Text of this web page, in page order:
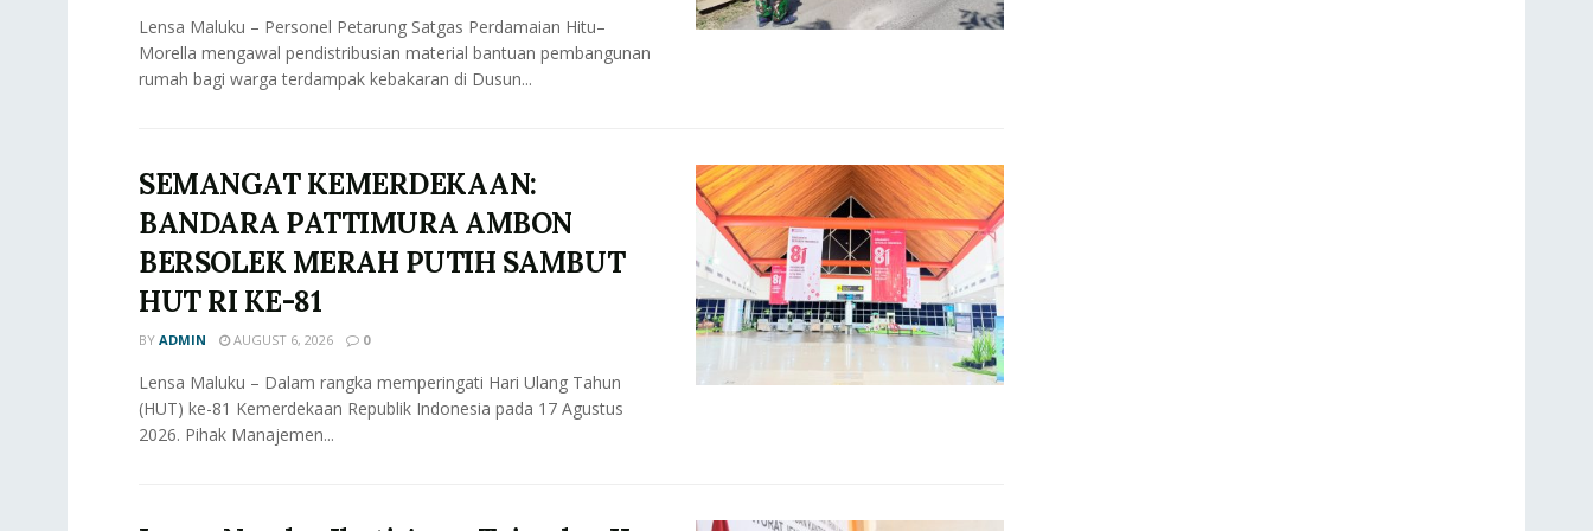
Lensa Maluku – Personel Petarung Satgas Perdamaian Hitu–
Morella mengawal pendistribusian material bantuan pembangunan
rumah bagi warga terdampak kebakaran di Dusun...
SEMANGAT KEMERDEKAAN:
BANDARA PATTIMURA AMBON
BERSOLEK MERAH PUTIH SAMBUT
HUT RI KE-81
BY ADMIN AUGUST 6, 2026 0
Lensa Maluku – Dalam rangka memperingati Hari Ulang Tahun
(HUT) ke-81 Kemerdekaan Republik Indonesia pada 17 Agustus
2026. Pihak Manajemen...